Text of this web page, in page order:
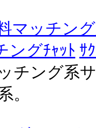
マッチン
ングﾁｬｯﾄ ｻ
チング系
。